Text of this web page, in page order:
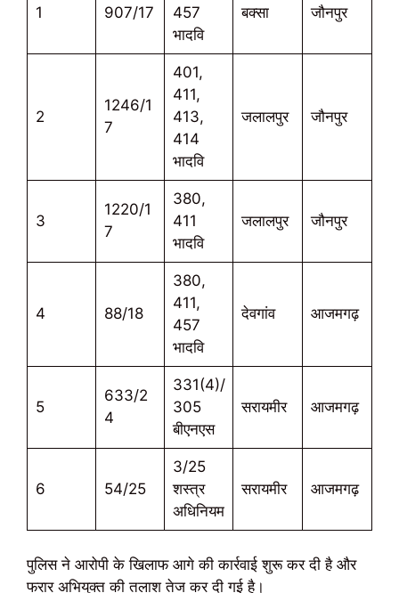
1 907/17
457
भादवि
बक्सा जौनपुर
2
1246/1
7
401,
411,
413,
414
भादवि
जलालपुर जौनपुर
3
1220/1
7
380,
411
भादवि
जलालपुर जौनपुर
4 88/18
380,
411,
457
भादवि
देवगांव आजमगढ़
5
633/2
4
331(4)/
305
बीएनएस
सरायमीर आजमगढ़
6 54/25
3/25
शस्त्र
अधिनियम
सरायमीर आजमगढ़
पुलिस ने आरोपी के खिलाफ आगे की कार्रवाई शुरू कर दी है और
फरार अभियुक्त की तलाश तेज कर दी गई है।